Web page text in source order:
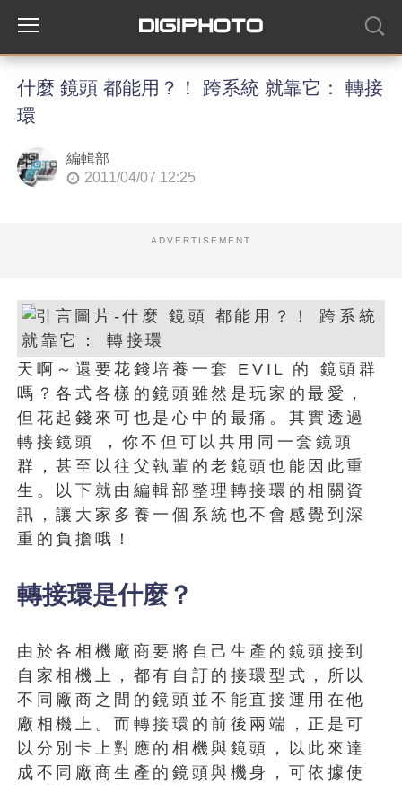
什麼 鏡頭 都能用？！ 跨系統 就靠它： 轉接
環
編輯部
2011/04/07 12:25
ADVERTISEMENT
天啊～還要花錢培養一套 EVIL 的 鏡頭群
嗎？各式各樣的鏡頭雖然是玩家的最愛，
但花起錢來可也是心中的最痛。其實透過
轉接鏡頭 ，你不但可以共用同一套鏡頭
群，甚至以往父執輩的老鏡頭也能因此重
生。以下就由編輯部整理轉接環的相關資
訊，讓大家多養一個系統也不會感覺到深
重的負擔哦！
轉接環是什麼？
由於各相機廠商要將自己生產的鏡頭接到
自家相機上，都有自訂的接環型式，所以
不同廠商之間的鏡頭並不能直接運用在他
廠相機上。而轉接環的前後兩端，正是可
以分別卡上對應的相機與鏡頭，以此來達
成不同廠商生產的鏡頭與機身，可依據使